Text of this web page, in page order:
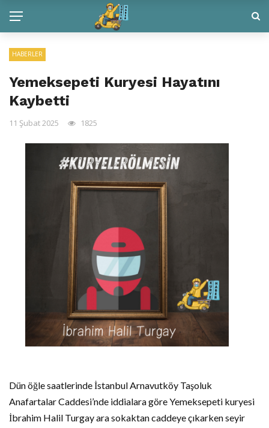
HABERLER
Yemeksepeti Kuryesi Hayatını
Kaybetti
11 Şubat 2025 1825
Dün öğle saatlerinde İstanbul Arnavutköy Taşoluk
Anafartalar Caddesi’nde iddialara göre Yemeksepeti kuryesi
İbrahim Halil Turgay ara sokaktan caddeye çıkarken seyir